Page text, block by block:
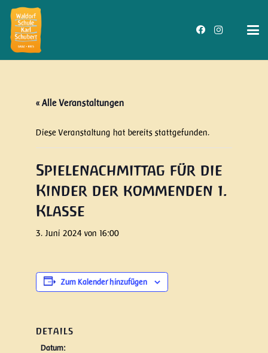
« Alle Veranstaltungen
Diese Veranstaltung hat bereits stattgefunden.
Spielenachmittag für die
Kinder der kommenden 1.
Klasse
3. Juni 2024 von 16:00
Zum Kalender hinzufügen
DETAILS
Datum: